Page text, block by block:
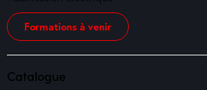
Formations à venir
Catalogue